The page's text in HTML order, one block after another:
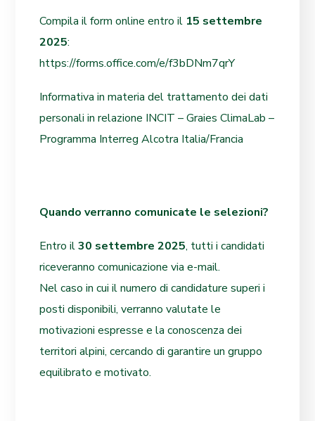
Compila il form online entro il 15 settembre
2025:
https://forms.office.com/e/f3bDNm7qrY
Informativa in materia del trattamento dei dati
personali in relazione INCIT – Graies ClimaLab –
Programma Interreg Alcotra Italia/Francia
Quando verranno comunicate le selezioni?
Entro il30 settembre 2025, tutti i candidati
riceveranno comunicazione via e-mail.
Nel caso in cui il numero di candidature superi i
posti disponibili, verranno valutate le
motivazioni espresse e la conoscenza dei
territori alpini, cercando di garantire un gruppo
equilibrato e motivato.